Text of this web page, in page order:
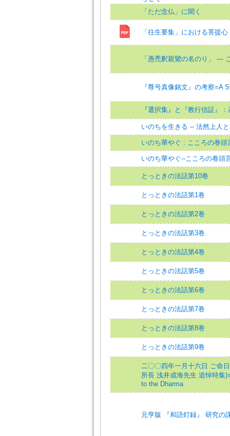
「ただ念仏」に聞く
「往生要集」における菩提心
「愚禿釈親鸞の名のり」 ―
『尊号真像銘文』の考察=A
『選択集』と『教行信証』
いのちを生きる -- 法然上人
いのち華やぐ : こころの巻頭
いのち華やぐ--こころの卷頭
とっときの法話第10卷
とっときの法話第1卷
とっときの法話第2卷
とっときの法話第3卷
とっときの法話第4卷
とっときの法話第5卷
とっときの法話第6卷
とっときの法話第7卷
とっときの法話第8卷
とっときの法話第9卷
二〇〇四年一月十六日 ご命
所長 浅井成海先生 追悼特集
to the Dharma
元亨版 『和語灯録』 研究の